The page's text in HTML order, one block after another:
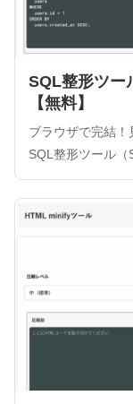
SQL整形ツ
【無料】
ブラウザで完結
SQL整形ツール（
動挿入による可
も対応。MySQL
送信なしで安全に